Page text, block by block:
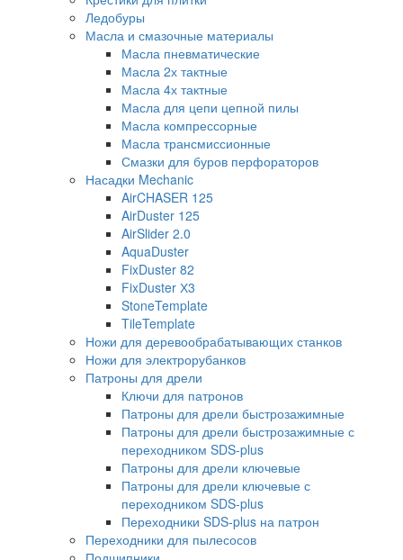
Ледобуры
Масла и смазочные материалы
Масла пневматические
Масла 2х тактные
Масла 4х тактные
Масла для цепи цепной пилы
Масла компрессорные
Масла трансмиссионные
Смазки для буров перфораторов
Насадки Mechanic
AirCHASER 125
AirDuster 125
AirSlider 2.0
AquaDuster
FixDuster 82
FixDuster Х3
StoneTemplate
TileTemplate
Ножи для деревообрабатывающих станков
Ножи для электрорубанков
Патроны для дрели
Ключи для патронов
Патроны для дрели быстрозажимные
Патроны для дрели быстрозажимные с
переходником SDS-plus
Патроны для дрели ключевые
Патроны для дрели ключевые с
переходником SDS-plus
Переходники SDS-plus на патрон
Переходники для пылесосов